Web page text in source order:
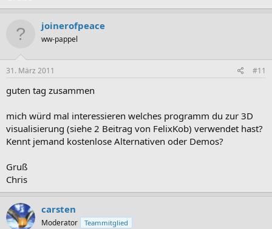
joinerofpeace
ww-pappel
31. März 2011 #11
guten tag zusammen
mich würd mal interessieren welches programm du zur 3D
visualisierung (siehe 2 Beitrag von FelixKob) verwendet hast?
Kennt jemand kostenlose Alternativen oder Demos?
Gruß
Chris
carsten
Moderator Teammitglied